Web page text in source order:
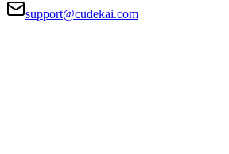
support@cudekai.com